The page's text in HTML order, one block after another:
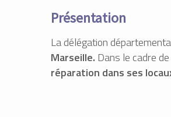
Présentation
La délégation
Marseille. Dans le cadre
réparation dans ses